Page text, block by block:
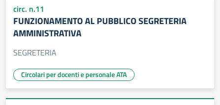
circ. n.11
FUNZIONAMENTO AL PUBBLICO SEGRETERIA
AMMINISTRATIVA
SEGRETERIA
Circolari per docenti e personale ATA